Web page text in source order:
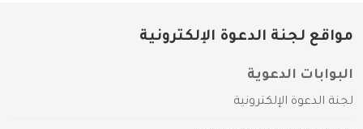
مواقع لجنة الدعوة الإلكترونية
البوابات الدعوية
لجنة الدعوة الإلكترونية